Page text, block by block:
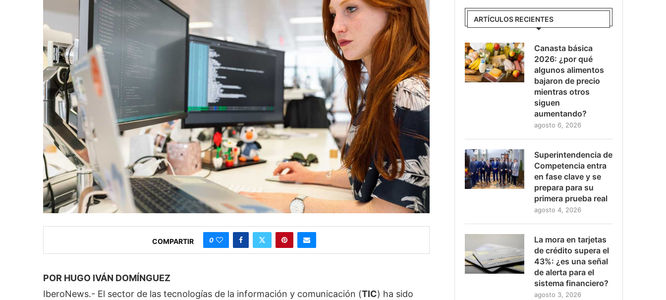
COMPARTIR 0
POR HUGO IVÁN DOMÍNGUEZ
IberoNews.- El sector de las tecnologías de la información y comunicación (TIC) ha sido
ARTÍCULOS RECIENTES
Canasta básica
2026: ¿por qué
algunos alimentos
bajaron de precio
mientras otros
siguen
aumentando?
agosto 6, 2026
Superintendencia de
Competencia entra
en fase clave y se
prepara para su
primera prueba real
agosto 4, 2026
La mora en tarjetas
de crédito supera el
43%: ¿es una señal
de alerta para el
sistema financiero?
agosto 3, 2026